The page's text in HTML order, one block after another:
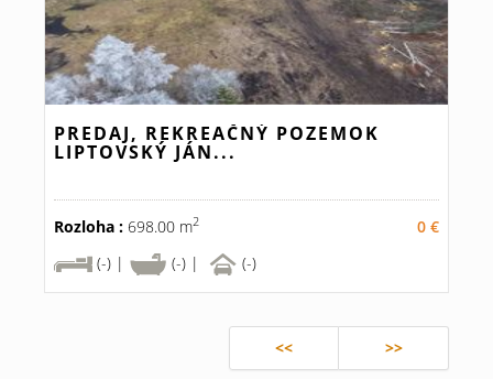
PREDAJ, REKREAČNÝ POZEMOK
LIPTOVSKÝ JÁN...
Rozloha : 698.00 m2
0 €
(-) |
(-) | (-)
<< >>